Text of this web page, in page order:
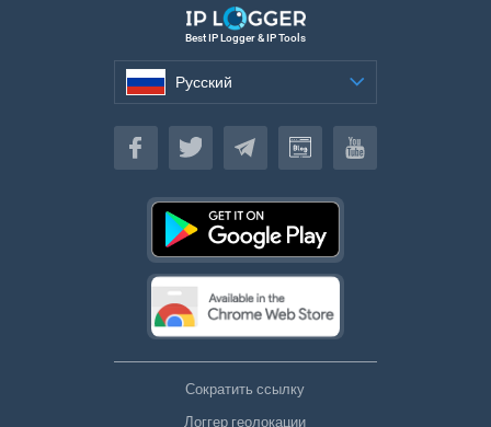
Best IP Logger & IP Tools
Русский
Русский
Сократить ссылку
Логгер геолокации